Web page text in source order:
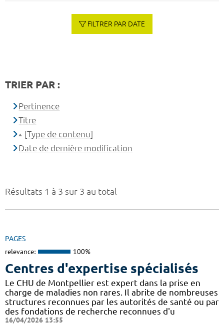
Résultats 1 à 3 sur 3 au total
PAGES
relevance: 100%
Centres d'expertise spécialisés
Le CHU de Montpellier est expert dans la prise en
charge de maladies non rares. Il abrite de nombreuses
structures reconnues par les autorités de santé ou par
des fondations de recherche reconnues d'u
16/04/2026 13:55
FILTRER PAR DATE
TRIER PAR :
Pertinence
Titre
[Type de contenu]
Date de dernière modification